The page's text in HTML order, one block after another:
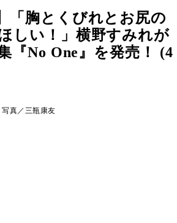
「胸とくびれとお尻の
しい！」横野すみれが
『No One』を発売！ (4
真／三瓶康友